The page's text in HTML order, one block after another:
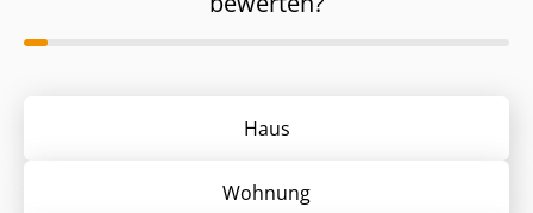
Haus
Wohnung